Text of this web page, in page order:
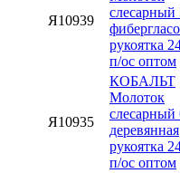
Я10939
слесарный
рукоятка
п/ос оптом
Я10935
КОБАЛЬТ
Молоток
слесарный
деревянная
рукоятка
п/ос оптом